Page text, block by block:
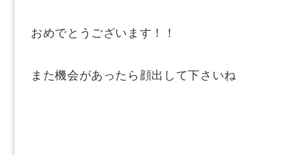
おめでとうございます！！
また機会があったら顔出して下さいね